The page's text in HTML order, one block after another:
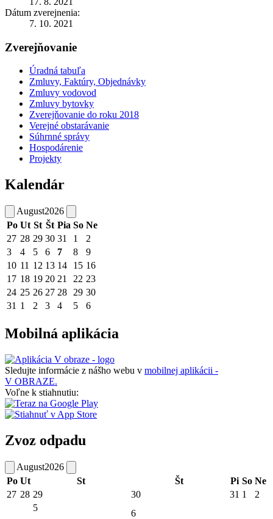
Dátum zverejnenia:
7. 10. 2021
Zverejňovanie
Úradná tabuľa
Zmluvy, Faktúry, Objednávky
Zmluvy vodovod
Zmluvy bytovky
Zverejňovanie do roku 2018
Verejné obstarávanie
Súhrnné správy
Hospodárenie
Projekty
Kalendár
August2026
Po Ut St Št Pia So Ne
27 28 29 30 31 1
2
3
4 5 6 7 8
9
10 11 12 13 14 15 16
17 18 19 20 21 22 23
24 25 26 27 28 29 30
31 1 2 3 4 5 6
Mobilná aplikácia
Sledujte informácie z nášho webu v mobilnej aplikácii -
V OBRAZE.
Voľne k stiahnutiu:
Zvoz odpadu
August2026
Po Ut St Št Pi So Ne
27 28 29 30 31 1 2
5
6